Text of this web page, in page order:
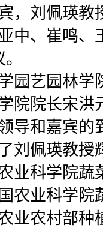
，刘佩瑛教
中、崔鸣、
园艺园林学
院院长宋洪
导和嘉宾的
刘佩瑛教授
业科学院蔬
农业科学
业农村部